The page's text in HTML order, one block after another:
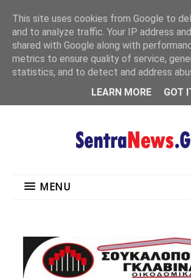
MENU
This site uses cookies from Google to
and to analyze traffic. Your IP address
shared with Google along with
metrics to ensure quality of service,
statistics, and to detect and address
LEARN MORE
GOT